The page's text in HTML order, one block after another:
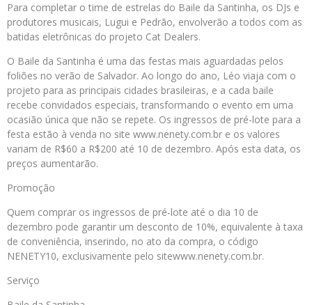
Para completar o time de estrelas do Baile da Santinha, os DJs e
produtores musicais, Lugui e Pedrão, envolverão a todos com as
batidas eletrônicas do projeto Cat Dealers.
O Baile da Santinha é uma das festas mais aguardadas pelos
foliões no verão de Salvador. Ao longo do ano, Léo viaja com o
projeto para as principais cidades brasileiras, e a cada baile
recebe convidados especiais, transformando o evento em uma
ocasião única que não se repete. Os ingressos de pré-lote para a
festa estão à venda no site www.nenety.com.br e os valores
variam de R$60 a R$200 até 10 de dezembro. Após esta data, os
preços aumentarão.
Promoção
Quem comprar os ingressos de pré-lote até o dia 10 de
dezembro pode garantir um desconto de 10%, equivalente à taxa
de conveniência, inserindo, no ato da compra, o código
NENETY10, exclusivamente pelo sitewww.nenety.com.br.
Serviço